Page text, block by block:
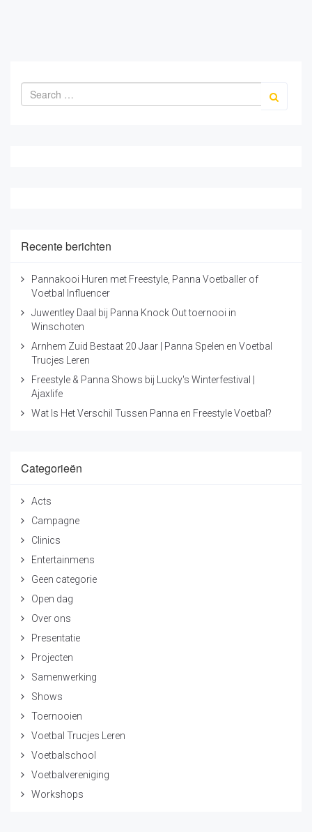
Recente berichten
Pannakooi Huren met Freestyle, Panna Voetballer of
Voetbal Influencer
Juwentley Daal bij Panna Knock Out toernooi in
Winschoten
Arnhem Zuid Bestaat 20 Jaar | Panna Spelen en Voetbal
Trucjes Leren
Freestyle & Panna Shows bij Lucky's Winterfestival |
Ajaxlife
Wat Is Het Verschil Tussen Panna en Freestyle Voetbal?
Categorieën
Acts
Campagne
Clinics
Entertainmens
Geen categorie
Open dag
Over ons
Presentatie
Projecten
Samenwerking
Shows
Toernooien
Voetbal Trucjes Leren
Voetbalschool
Voetbalvereniging
Workshops